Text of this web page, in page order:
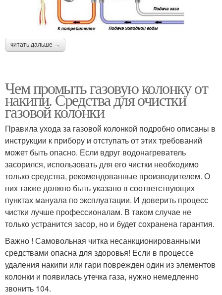
читать дальше →
Чем промыть газовую колонку от
накипи. Средства для очистки
газовой колонки
Правила ухода за газовой колонкой подробно описаны в
инструкции к прибору и отступать от этих требований
может быть опасно. Если вдруг водонагреватель
засорился, использовать для его чистки необходимо
только средства, рекомендованные производителем. О
них также должно быть указано в соответствующих
пунктах мануала по эксплуатации. И доверить процесс
чистки лучше профессионалам. В таком случае не
только устранится засор, но и будет сохранена гарантия.
Важно ! Самовольная читка несанкционированными
средствами опасна для здоровья! Если в процессе
удаления накипи или гари поврежден один из элементов
колонки и появилась утечка газа, нужно немедленно
звонить 104.